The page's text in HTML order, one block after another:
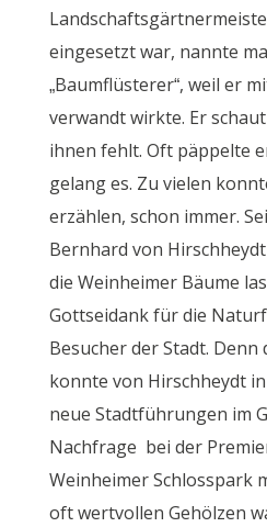
eingesetzt war, nannte
„Baumflüsterer“, weil er
verwandt wirkte. Er
ihnen fehlt. Oft päppelte
gelang es. Zu vielen
erzählen, schon immer.
Bernhard von
die Weinheimer Bäume
Gottseidank für die
Besucher der Stadt.
konnte von Hirschheydt
neue Stadtführungen im
Nachfrage bei der
Weinheimer Schlosspark
oft wertvollen Gehölzen